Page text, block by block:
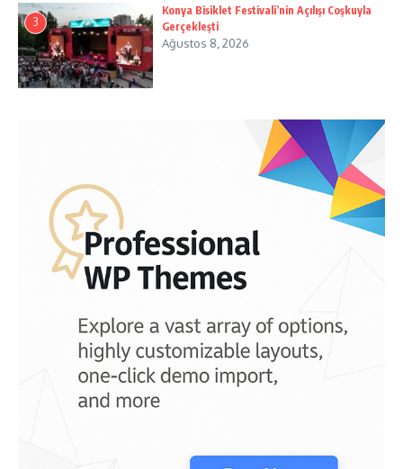
3
Konya Bisiklet Festivali’nin Açılışı Coşkuyla
Gerçekleşti
Ağustos 8, 2026